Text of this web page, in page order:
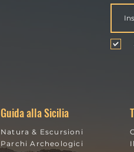
Guida alla Sicilia
Natura & Escursioni
Parchi Archeologici